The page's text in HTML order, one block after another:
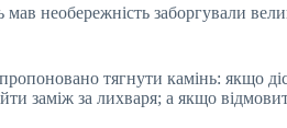
необережність заборгували
тягнути камінь: якщо
заміж за лихваря; а якщо